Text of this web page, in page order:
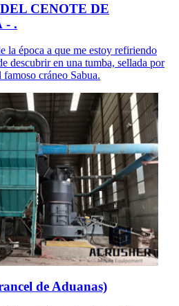
CENOTE DE
- .
la época a que me estoy refiriendo
descubrir en una tumba, sellada por
cráneo Sabua.
de Aduanas)